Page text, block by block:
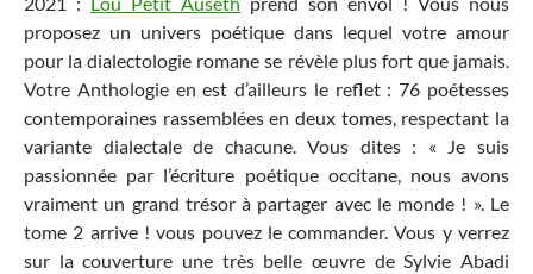
proposez un univers poétique dans lequel votre amour
pour la dialectologie romane se révèle plus fort que jamais.
Votre Anthologie en est d’ailleurs le reflet : 76 poétesses
contemporaines rassemblées en deux tomes, respectant la
variante dialectale de chacune. Vous dites : « Je suis
passionnée par l’écriture poétique occitane, nous avons
vraiment un grand trésor à partager avec le monde ! ». Le
tome 2 arrive ! vous pouvez le commander. Vous y verrez
sur la couverture une très belle œuvre de Sylvie Abadi